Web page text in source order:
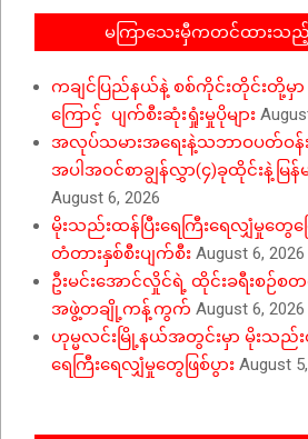
မကြာသေးမှီကတင်ထားသည့်
ကချင်ပြည်နယ်နဲ့ စစ်ကိုင်းတိုင်းတို့မှာ
ကြောင့် ပျက်စီးဆုံးရှုံးမှုပိုများ
အလုပ်သမားအရေးနဲ့သဘာဝပတ်ဝန်
အပါအဝင်စာချွန်လွှာ(၄)ခုထိုင်းနဲ့မ
August 6, 2026
မိုးသည်းထန်ပြီးရေကြီးရေလျှံမှုတွေက
တံတားနှစ်စီးပျက်စီး August 6, 2026
ဦးမင်းအောင်လှိုင်ရဲ့ ထိုင်းခရီးစဉ်
အဖွဲ့တချို့ကန့်ကွက် August 6, 2026
ဟုမ္မလင်းမြို့နယ်အတွင်းမှာ မိုးသည်းထန်
ရေကြီးရေလျှံမှုတွေဖြစ်ပွား August